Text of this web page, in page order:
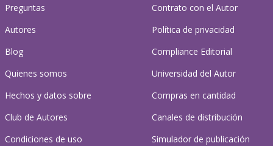
Preguntas
Autores
Blog
Quienes somos
Hechos y datos sobre
Club de Autores
Condiciones de uso
Contrato con el Autor
Política de privacidad
Compliance Editorial
Universidad del Autor
Compras en cantidad
Canales de distribución
Simulador de publicación